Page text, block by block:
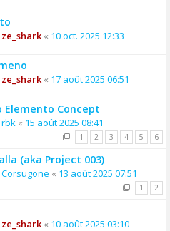
ze_shark« 10 oct. 2025 12:33
ze_shark« 17 août 2025 06:51
Elemento Concept
rbk « 15 août 2025 08:41
1 2 3 4 5 6
(aka Project 003)
Corsugone « 13 août 2025 07:51
1 2
ze_shark« 10 août 2025 03:10